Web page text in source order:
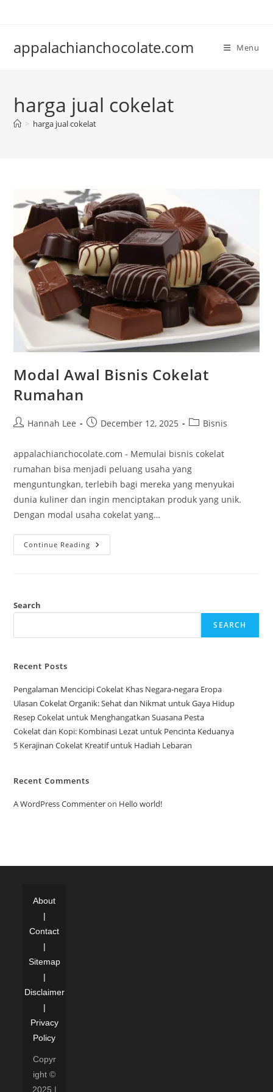
appalachianchocolate.com Menu
harga jual cokelat
> harga jual cokelat
Modal Awal Bisnis Cokelat
Rumahan
PostHannah Lee
PostDecember 12, 2025
PostBisnis
appalachianchocolate.com - Memulai bisnis cokelat
rumahan bisa menjadi peluang usaha yang
menguntungkan, terlebih bagi mereka yang menyukai
dunia kuliner dan ingin menciptakan produk yang unik.
Dengan modal usaha cokelat yang…
Continue Reading Modal
Awal
Search
SEARCH
Recent Posts
Pengalaman Mencicipi Cokelat Khas Negara-negara Eropa
Ulasan Cokelat Organik: Sehat dan Nikmat untuk Gaya Hidup
Resep Cokelat untuk Menghangatkan Suasana Pesta
Cokelat dan Kopi: Kombinasi Lezat untuk Pencinta Keduanya
5 Kerajinan Cokelat Kreatif untuk Hadiah Lebaran
Recent Comments
A WordPress Commenteron Hello world!
About
|
Contact
|
Sitemap
|
Disclaimer
|
Privacy
Policy
Copyr
ight ©
2025 |